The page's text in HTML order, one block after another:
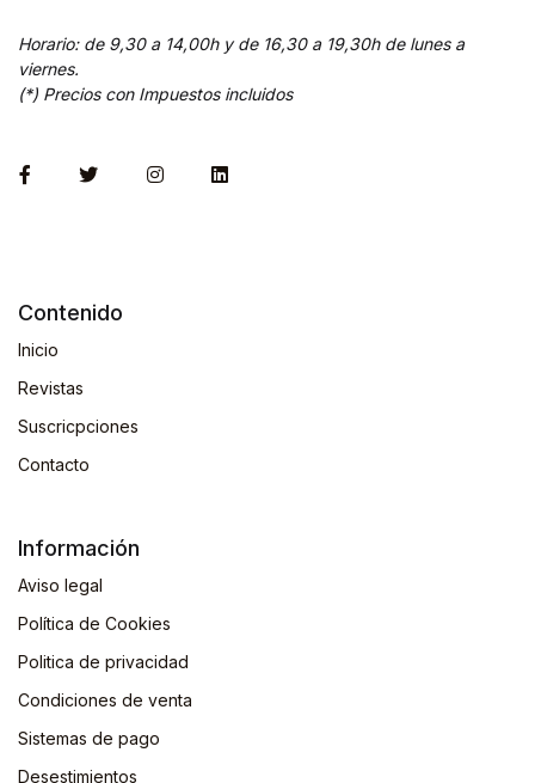
Horario: de 9,30 a 14,00h y de 16,30 a 19,30h de lunes a
viernes.
(*) Precios con Impuestos incluidos
Contenido
Inicio
Revistas
Suscricpciones
Contacto
Información
Aviso legal
Política de Cookies
Politica de privacidad
Condiciones de venta
Sistemas de pago
Desestimientos